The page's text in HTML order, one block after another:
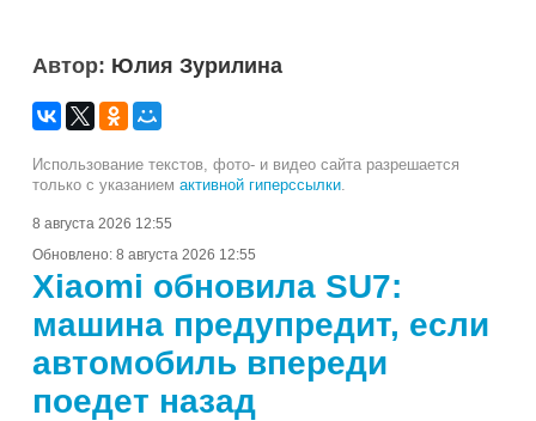
Автор: Юлия Зурилина
Использование текстов, фото- и видео сайта разрешается
только с указанием активной гиперссылки
8 августа 2026 12:55
Обновлено: 8 августа 2026 12:55
Xiaomi обновила SU7:
машина предупредит, если
автомобиль впереди
поедет назад